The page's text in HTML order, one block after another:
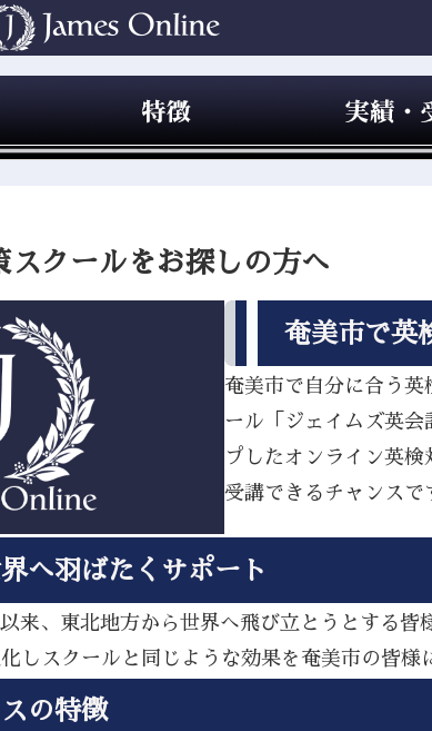
スクールをお探しの方へ
奄美市で英
奄美市で自分に合う
ール「ジェイムズ英
プしたオンライン英
受講できるチャンスで
へ羽ばたくサポート
来、東北地方から世界へ飛び立とうとする
しスクールと同じような効果を奄美市の皆様
の特徴